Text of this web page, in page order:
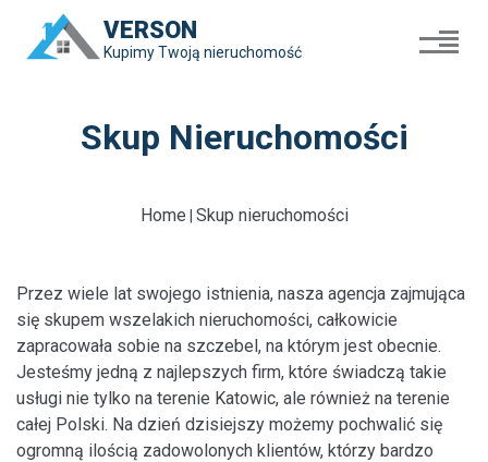
VERSON
Kupimy Twoją nieruchomość
Skup Nieruchomości
Home Skup nieruchomości
Przez wiele lat swojego istnienia, nasza agencja zajmująca
się skupem wszelakich nieruchomości, całkowicie
zapracowała sobie na szczebel, na którym jest obecnie.
Jesteśmy jedną z najlepszych firm, które świadczą takie
usługi nie tylko na terenie Katowic, ale również na terenie
całej Polski. Na dzień dzisiejszy możemy pochwalić się
ogromną ilością zadowolonych klientów, którzy bardzo